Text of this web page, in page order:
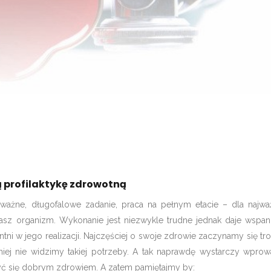
profilaktykę zdrowotną
długofalowe zadanie, praca na pełnym etacie – dla
organizm. Wykonanie jest niezwykle trudne jednak daje
w jego realizacji.
Najczęściej o swoje zdrowie zaczynamy się
nie widzimy takiej potrzeby. A tak naprawdę wystarczy
się dobrym zdrowiem. A zatem pamiętajmy by: